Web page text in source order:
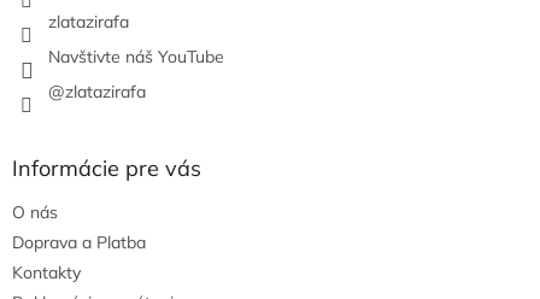
zlatazirafa
Navštivte náš YouTube
@zlatazirafa
Informácie pre vás
O nás
Doprava a Platba
Kontakty